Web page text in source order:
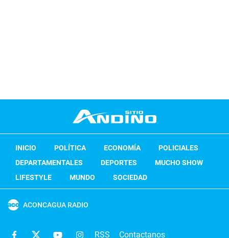
INICIO POLÍTICA ECONOMÍA
POLICIALES
DEPARTAMENTALES
DEPORTES
MUCHO SHOW
LIFESTYLE
MUNDO SOCIEDAD
ACONCAGUA RADIO
RSS Contactanos